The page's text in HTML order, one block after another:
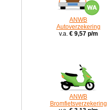
ANWB
Autoverzekering
v.a. € 9,57 p/m
ANWB
Bromfietsverzekering